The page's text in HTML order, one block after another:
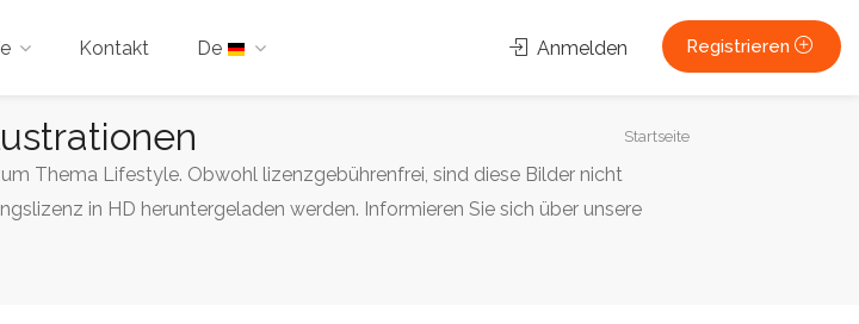
Kontakt De Anmelden Registrieren
sind
Startseite
Thema Lifestyle. Obwohl lizenzgebührenfrei, sind diese Bilder nicht
in HD heruntergeladen werden. Informieren Sie sich über unsere